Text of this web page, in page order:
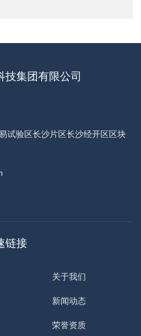
集团有限公司
试验区长沙片区长沙经开区区块
链接
关于我们
新闻动态
荣誉资质